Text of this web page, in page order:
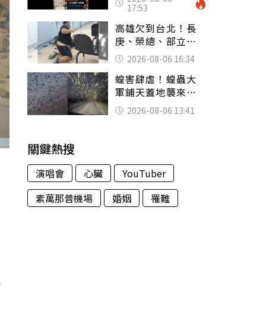
身份辦假證落戶
17:53
高雄欠到台北！長
庚、榮總、部立醫
院都受害 「醫療
暴力男」離譜紀錄
曝光
2026-08-06 16:34
蝗害肆虐！蝗蟲大
軍鋪天蓋地襲來宛
如末日 網驚：聖
經十災
2026-08-06 13:41
關鍵熱搜
演唱會 心臟
YouTuber
素萬那普機場
婚姻 罹難